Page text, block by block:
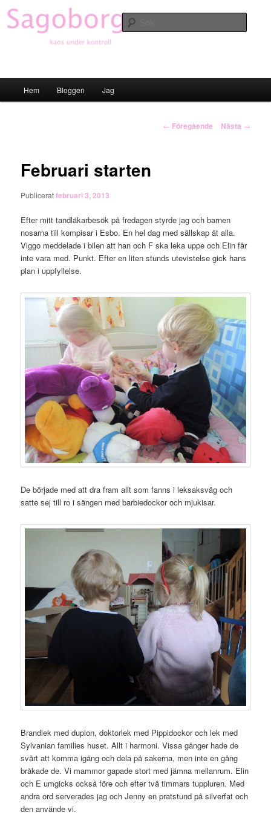
Hoppa
till
primärt
Hem Bloggen Jag
Inläggsnavigering
← Föregående Nästa →
Februari starten
Publiceratfebruari 3, 2013
Efter mitt tandläkarbesök på fredagen styrde jag och barnen
nosarna till kompisar i Esbo. En hel dag med sällskap åt alla.
Viggo meddelade i bilen att han och F ska leka uppe och Elin får
inte vara med. Punkt. Efter en liten stunds utevistelse gick hans
plan i uppfyllelse.
De började med att dra fram allt som fanns i leksaksväg och
satte sej till ro i sängen med barbiedockor och mjukisar.
Brandlek med duplon, doktorlek med Pippidockor och lek med
Sylvanian families huset. Allt i harmoni. Vissa gånger hade de
svårt att komma igång och dela på sakerna, men inte en gång
bråkade de. Vi mammor gapade stort med jämna mellanrum. Elin
och E umgicks också före och efter två timmars tuppluren. Med
andra ord serverades jag och Jenny en pratstund på silverfat och
den använde vi.